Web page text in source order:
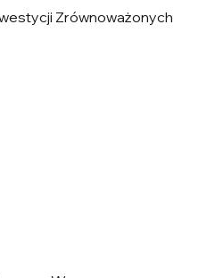
Zrównoważonych